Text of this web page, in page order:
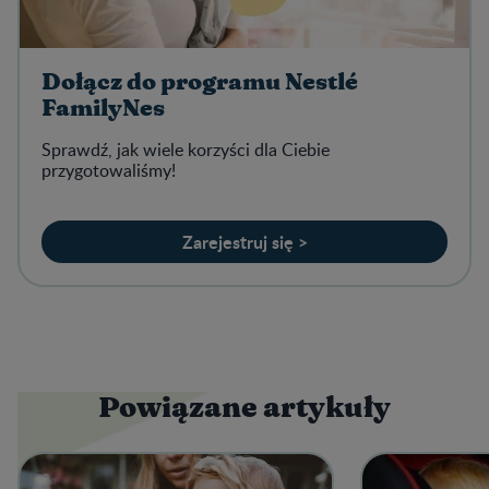
Dołącz do programu Nestlé
FamilyNes
Sprawdź, jak wiele korzyści dla Ciebie
przygotowaliśmy!
Zarejestruj się >
Powiązane artykuły